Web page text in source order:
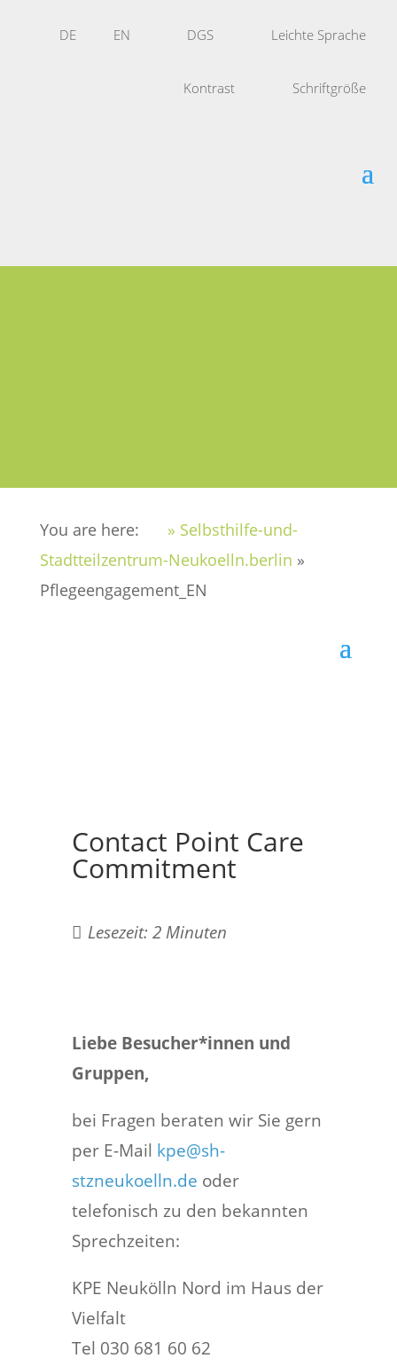
DE EN DGS Leichte Sprache
Kontrast Schriftgröße
You are here:
» Selbsthilfe-und-
Stadtteilzentrum-Neukoelln.berlin »
Pflegeengagement_EN
Contact Point Care
Commitment
Lesezeit: 2 Minuten
Liebe Besucher*innen und
Gruppen,
bei Fragen beraten wir Sie gern
per E-Mail kpe@sh-
stzneukoelln.de oder
telefonisch zu den bekannten
Sprechzeiten:
KPE Neukölln Nord im Haus der
Vielfalt
Tel 030 681 60 62